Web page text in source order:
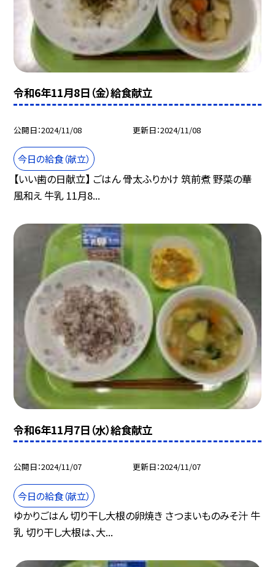
令和6年11月8日（金）給食献立
公開日 2024/11/08 更新日 2024/11/08
今日の給食（献立）
【いい歯の日献立】 ごはん 骨太ふりかけ 筑前煮 野菜の華
風和え 牛乳 11月8...
令和6年11月7日（水）給食献立
公開日 2024/11/07 更新日 2024/11/07
今日の給食（献立）
ゆかりごはん 切り干し大根の卵焼き さつまいものみそ汁 牛
乳 切り干し大根は、大...